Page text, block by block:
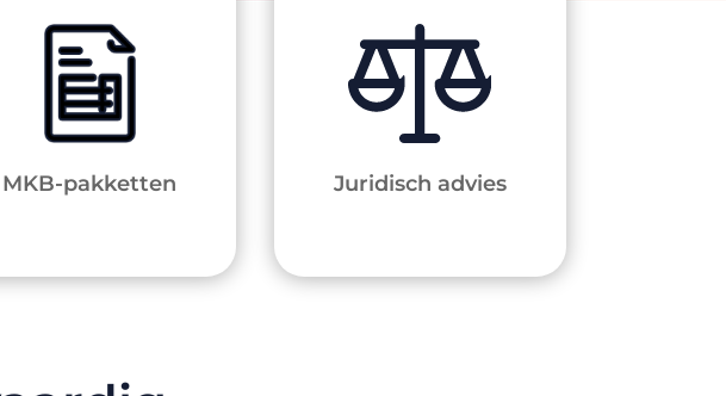
MKB-pakketten Juridisch advies